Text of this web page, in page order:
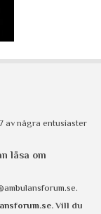
av några entusiaster
läsa om
.
. Vill du